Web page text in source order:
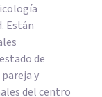
Están
de
y
del centro